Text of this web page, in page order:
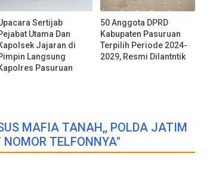
Sertijab
Utama Dan
Jajaran di
Langsung
Pasuruan
50 Anggota DPRD
Kabupaten Pasuruan
Terpilih Periode 2024-
2029, Resmi Dilantntik
MAFIA TANAH,, POLDA JATIM
TELFONNYA"